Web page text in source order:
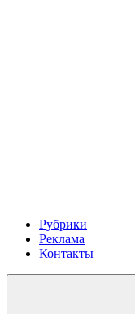
Рубрики
Реклама
Контакты